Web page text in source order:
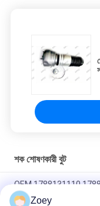
শক শোষণকারী বুট
OEM 1788131110
এয়ার ইনটেক পাইপ টিউব
Zoey